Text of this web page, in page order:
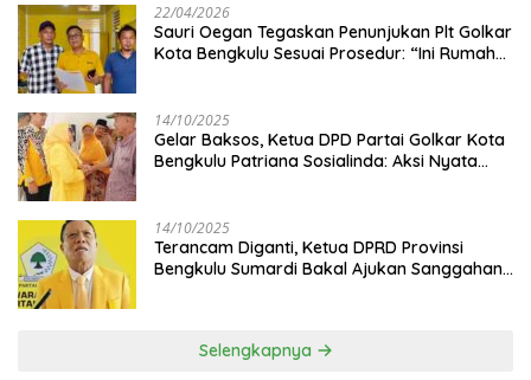
22/04/2026
Sauri Oegan Tegaskan Penunjukan Plt Golkar
Kota Bengkulu Sesuai Prosedur: “Ini Rumah
14/10/2025
‎Gelar Baksos, Ketua DPD Partai Golkar Kota
Bengkulu Patriana Sosialinda: Aksi Nyata
14/10/2025
Terancam Diganti, Ketua DPRD Provinsi
Bengkulu Sumardi Bakal Ajukan Sanggahan
Selengkapnya